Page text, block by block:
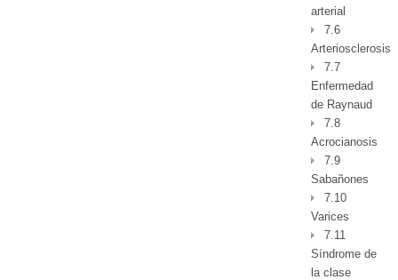
arterial
7.6
Arteriosclerosis
7.7
Enfermedad
de Raynaud
7.8
Acrocianosis
7.9
Sabañones
7.10
Varices
7.11
Síndrome de
la clase